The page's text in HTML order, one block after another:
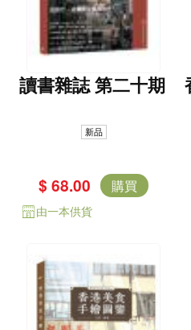
讀書雜誌 第二十期
新品
$ 68.00 購買
由一本供貨